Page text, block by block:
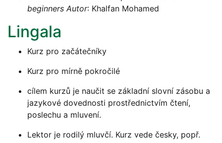
beginners Autor: Khalfan Mohamed
Lingala
Kurz pro začátečníky
Kurz pro mírně pokročilé
cílem kurzů je naučit se základní slovní zásobu a
jazykové dovednosti prostřednictvím čtení,
poslechu a mluvení.
Lektor je rodilý mluvčí. Kurz vede česky, popř.